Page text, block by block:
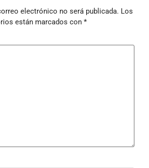
electrónico no será publicada. Los
están marcados con *